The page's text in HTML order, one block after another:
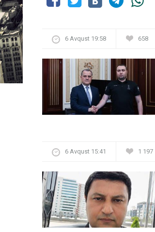
6 Avqust 19:58 658
6 Avqust 15:41 1 197